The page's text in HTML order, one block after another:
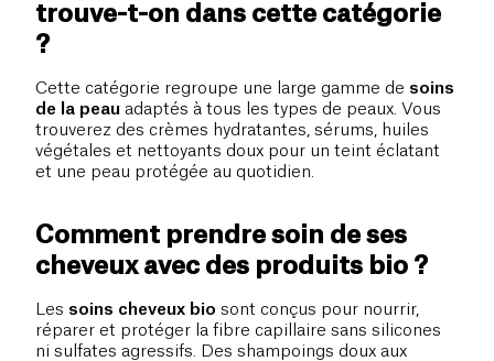
trouve-t-on dans cette catégorie
?
Cette catégorie regroupe une large gamme de soins
de la peau adaptés à tous les types de peaux. Vous
trouverez des crèmes hydratantes, sérums, huiles
végétales et nettoyants doux pour un teint éclatant
et une peau protégée au quotidien.
Comment prendre soin de ses
cheveux avec des produits bio ?
Les soins cheveux bio sont conçus pour nourrir,
réparer et protéger la fibre capillaire sans silicones
ni sulfates agressifs. Des shampoings doux aux